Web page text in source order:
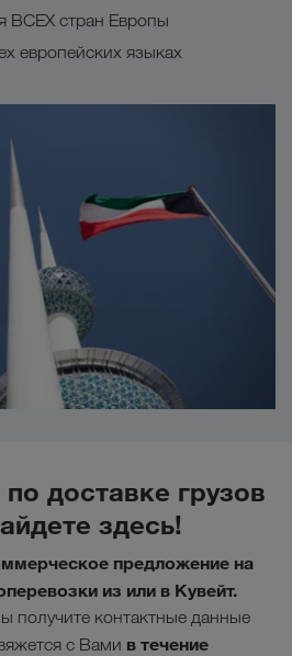
ВСЕХ стран Европы
европейских языках
доставке грузов
здесь!
предложение на
из или в Кувейт.
получите контактные данные
с Вами в течение